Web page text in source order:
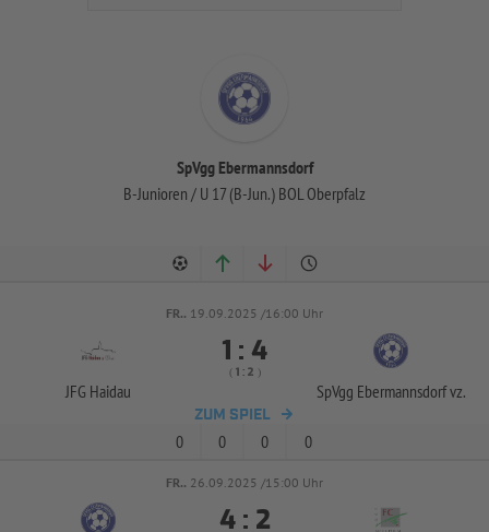
SpVgg Ebermannsdorf
B-Junioren / U 17 (B-Jun.) BOL Oberpfalz
FR.. 19.09.2025 /16:00 Uhr
JFG Haidau
 : 
(  :  )
SpVgg Ebermannsdorf vz.
ZUM SPIEL
0 0 0 0
FR.. 26.09.2025 /15:00 Uhr
 : 